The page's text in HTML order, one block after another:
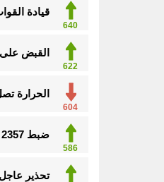
640
قيادة القوات المشتركة
622
القبض
604
الحرارة تصل لـ 50 مئوية.. الإنذار البرتقالي بموجة حارة على
586
ضبط 2357 مركبة مخالفة توقفت في مواقف الأشخاص ذوي الإعاقة
تحذير